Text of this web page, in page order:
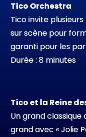
Tico Orchestra
Tico invite
sur scène pour
garanti pour les
Durée : 8 minutes
Tico et la Reine
Un grand
grand avec « Jolie